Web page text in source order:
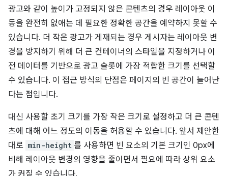
광고와 같이 높이가 고정되지 않은 콘텐츠의 경우 레이아웃 이
동을 완전히 없애는 데 필요한 정확한 공간을 예약하지 못할 수
있습니다. 더 작은 광고가 게재되는 경우 게시자는 레이아웃 변
경을 방지하기 위해 더 큰 컨테이너의 스타일을 지정하거나 이
전 데이터를 기반으로 광고 슬롯에 가장 적합한 크기를 선택할
수 있습니다. 이 접근 방식의 단점은 페이지의 빈 공간이 늘어난
다는 점입니다.
대신 사용할 초기 크기를 가장 작은 크기로 설정하고 더 큰 콘텐
츠에 대해 어느 정도의 이동을 허용할 수 있습니다. 앞서 제안한
대로 min-height 를 사용하면 빈 요소의 기본 크기인 0px에
비해 레이아웃 변경의 영향을 줄이면서 필요에 따라 상위 요소
가 커질 수 있습니다.